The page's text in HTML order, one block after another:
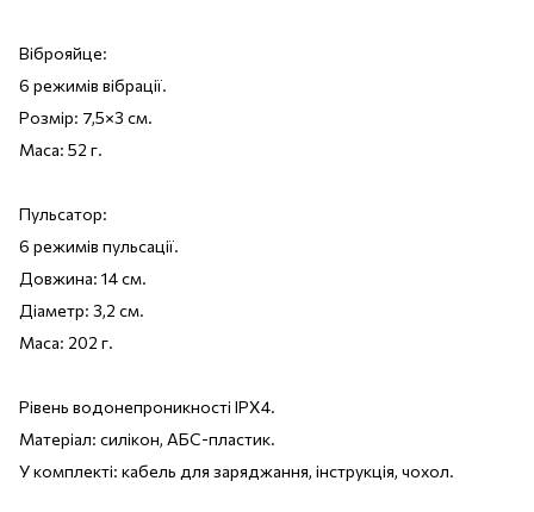
Віброяйце:
6 режимів вібрації.
Розмір: 7,5×3 см.
Маса: 52 г.
Пульсатор:
6 режимів пульсації.
Довжина: 14 см.
Діаметр: 3,2 см.
Маса: 202 г.
Рівень водонепроникності IPX4.
Матеріал: силікон, АБС-пластик.
У комплекті: кабель для заряджання, інструкція, чохол.